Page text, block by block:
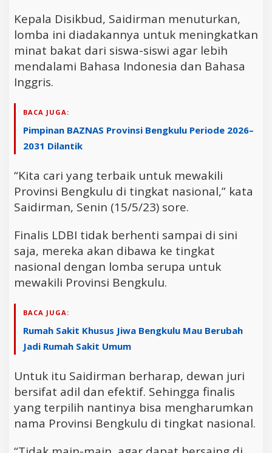
Kepala Disikbud, Saidirman menuturkan,
lomba ini diadakannya untuk meningkatkan
minat bakat dari siswa-siswi agar lebih
mendalami Bahasa Indonesia dan Bahasa
Inggris.
BACA JUGA:
Pimpinan BAZNAS Provinsi Bengkulu Periode 2026–
2031 Dilantik
“Kita cari yang terbaik untuk mewakili
Provinsi Bengkulu di tingkat nasional,” kata
Saidirman, Senin (15/5/23) sore.
Finalis LDBI tidak berhenti sampai di sini
saja, mereka akan dibawa ke tingkat
nasional dengan lomba serupa untuk
mewakili Provinsi Bengkulu.
BACA JUGA:
Rumah Sakit Khusus Jiwa Bengkulu Mau Berubah
Jadi Rumah Sakit Umum
Untuk itu Saidirman berharap, dewan juri
bersifat adil dan efektif. Sehingga finalis
yang terpilih nantinya bisa mengharumkan
nama Provinsi Bengkulu di tingkat nasional.